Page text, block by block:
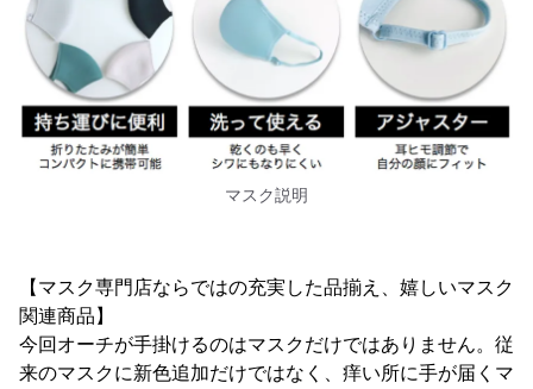
マスク説明
【マスク専門店ならではの充実した品揃え、嬉しいマスク
関連商品】
今回オーチが手掛けるのはマスクだけではありません。従
来のマスクに新色追加だけではなく、痒い所に手が届くマ